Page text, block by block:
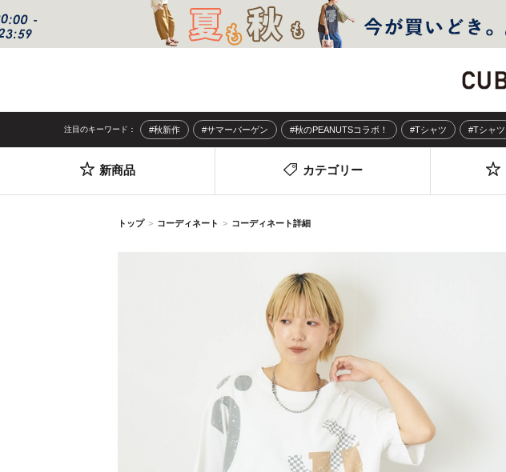
注目のキーワード： #秋新作 #サマーバーゲン #秋のPEANUTSコラボ！ #Tシャツ #Tシャツ
新商品 カテゴリー
トップ コーディネート コーディネート詳細